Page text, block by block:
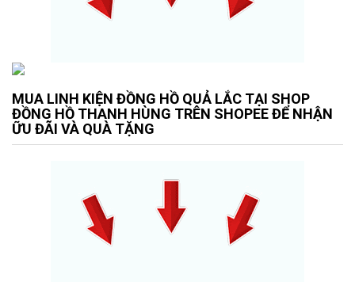
MUA LINH KIỆN ĐỒNG HỒ QUẢ LẮC TẠI SHOP
ĐỒNG HỒ THANH HÙNG TRÊN SHOPEE ĐỂ NHẬN
ỮU ĐÃI VÀ QUÀ TẶNG